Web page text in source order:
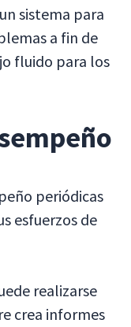
sistema para
a fin de
fluido para los
periódicas
esfuerzos de
realizarse
crea informes